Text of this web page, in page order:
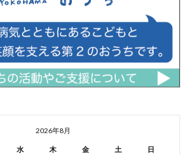
2026年8月
水 木 金 土 日